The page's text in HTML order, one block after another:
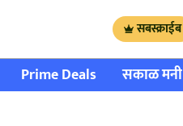
सबस्क्राईब
Prime Deals सकाळ मनी